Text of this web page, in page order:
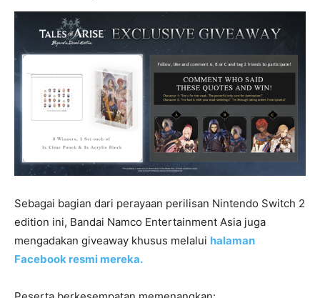
Sebagai bagian dari perayaan perilisan Nintendo Switch 2
edition ini, Bandai Namco Entertainment Asia juga
mengadakan giveaway khusus melalui halaman
Facebook resmi mereka.